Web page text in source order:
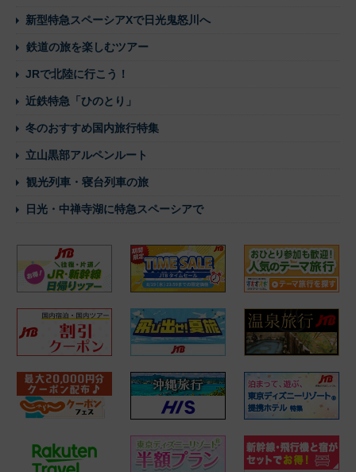
新型特急スペーシアXで日光鬼怒川へ
鉄道の旅を楽しむツアー
JRで北陸に行こう！
近鉄特急「ひのとり」
冬のおすすめ国内旅行特集
立山黒部アルペンルート
観光列車・寝台列車の旅
日光・中禅寺湖に特急スペーシアで